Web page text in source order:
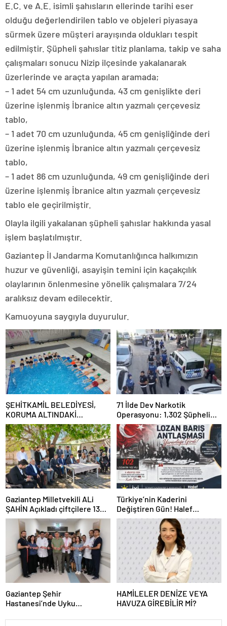
E.C. ve A.E. isimli şahısların ellerinde tarihi eser
olduğu değerlendirilen tablo ve objeleri piyasaya
sürmek üzere müşteri arayışında oldukları tespit
edilmiştir. Şüpheli şahıslar titiz planlama, takip ve saha
çalışmaları sonucu Nizip ilçesinde yakalanarak
üzerlerinde ve araçta yapılan aramada;
– 1 adet 54 cm uzunluğunda, 43 cm genişlikte deri
üzerine işlenmiş İbranice altın yazmalı çerçevesiz
tablo,
– 1 adet 70 cm uzunluğunda, 45 cm genişliğinde deri
üzerine işlenmiş İbranice altın yazmalı çerçevesiz
tablo,
– 1 adet 86 cm uzunluğunda, 49 cm genişliğinde deri
üzerine işlenmiş İbranice altın yazmalı çerçevesiz
tablo ele geçirilmiştir.
Olayla ilgili yakalanan şüpheli şahıslar hakkında yasal
işlem başlatılmıştır.
Gaziantep İl Jandarma Komutanlığınca halkımızın
huzur ve güvenliği, asayişin temini için kaçakçılık
olaylarının önlenmesine yönelik çalışmalara 7/24
aralıksız devam edilecektir.
Kamuoyuna saygıyla duyurulur.
ŞEHİTKAMİL BELEDİYESİ,
KORUMA ALTINDAKİ
ÇOCUKLARI SPORLA
BULUŞTURUYOR
71 İlde Dev Narkotik
Operasyonu: 1,302 Şüpheli
Yakalandı, 844 Tutuklama
Gaziantep Milletvekili ALi
ŞAHİN Açıkladı çiftçilere 132
Milyon TL acil destek!
Türkiye’nin Kaderini
Değiştiren Gün! Halef
Bilgiç’ten Lozan’ın Yıl
Dönümünde Anlamlı Mesaj!
Gaziantep Şehir
Hastanesi’nde Uyku
Hizmete Açıldı
HAMİLELER DENİZE VEYA
HAVUZA GİREBİLİR Mİ?